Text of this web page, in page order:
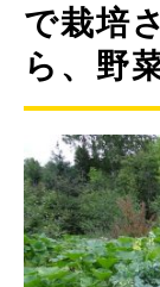
で栽培
ら、野